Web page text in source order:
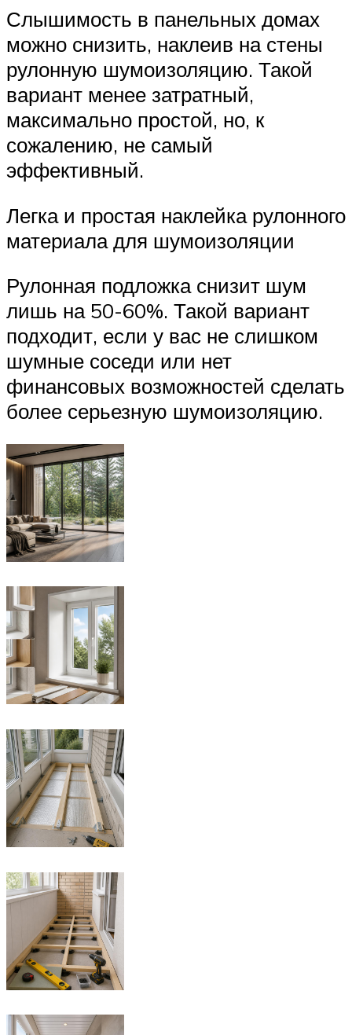
Слышимость в панельных домах
можно снизить, наклеив на стены
рулонную шумоизоляцию. Такой
вариант менее затратный,
максимально простой, но, к
сожалению, не самый
эффективный.
Легка и простая наклейка рулонного
материала для шумоизоляции
Рулонная подложка снизит шум
лишь на 50-60%. Такой вариант
подходит, если у вас не слишком
шумные соседи или нет
финансовых возможностей сделать
более серьезную шумоизоляцию.